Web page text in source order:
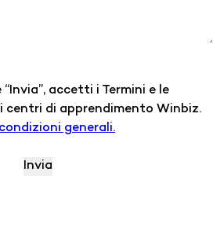
accetti i Termini e le
centri di apprendimento Winbiz.
generali.